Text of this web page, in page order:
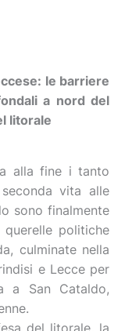
le barriere
a nord del
litorale
alla fine i tanto
vita alle
sono finalmente
politiche
culminate nella
e Lecce per
a San Cataldo,